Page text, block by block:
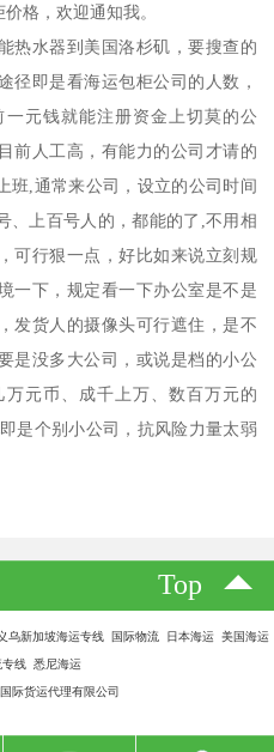
格，欢迎通知我。
热水器到美国洛杉矶，要搜查的
径即是看海运包柜公司的人数，
元钱就能注册资金上切莫的公
前人工高，有能力的公司才请的
班,通常来公司，设立的公司时间
、上百号人的，都能的了,不用相
可行狠一点，好比如来说立刻规
一下，规定看一下办公室是不是
发货人的摄像头可行遮住，是不
是没多大公司，或说是档的小公
元币、成千上万、数百万元的
是个别小公司，抗风险力量太弱
Top
乌新加坡海运专线 国际物流 日本海运 美国海运
线 悉尼海运
际货运代理有限公司